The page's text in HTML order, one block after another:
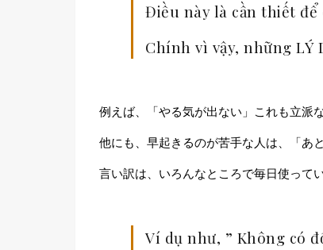
Điều này là cần thiết để
Chính vì vậy, những LÝ
例えば、「やる気が出ない」これも立派
他にも、早起きるのが苦手な人は、「あ
言い訳は、いろんなところで毎日使って
Ví dụ như, ” Không có